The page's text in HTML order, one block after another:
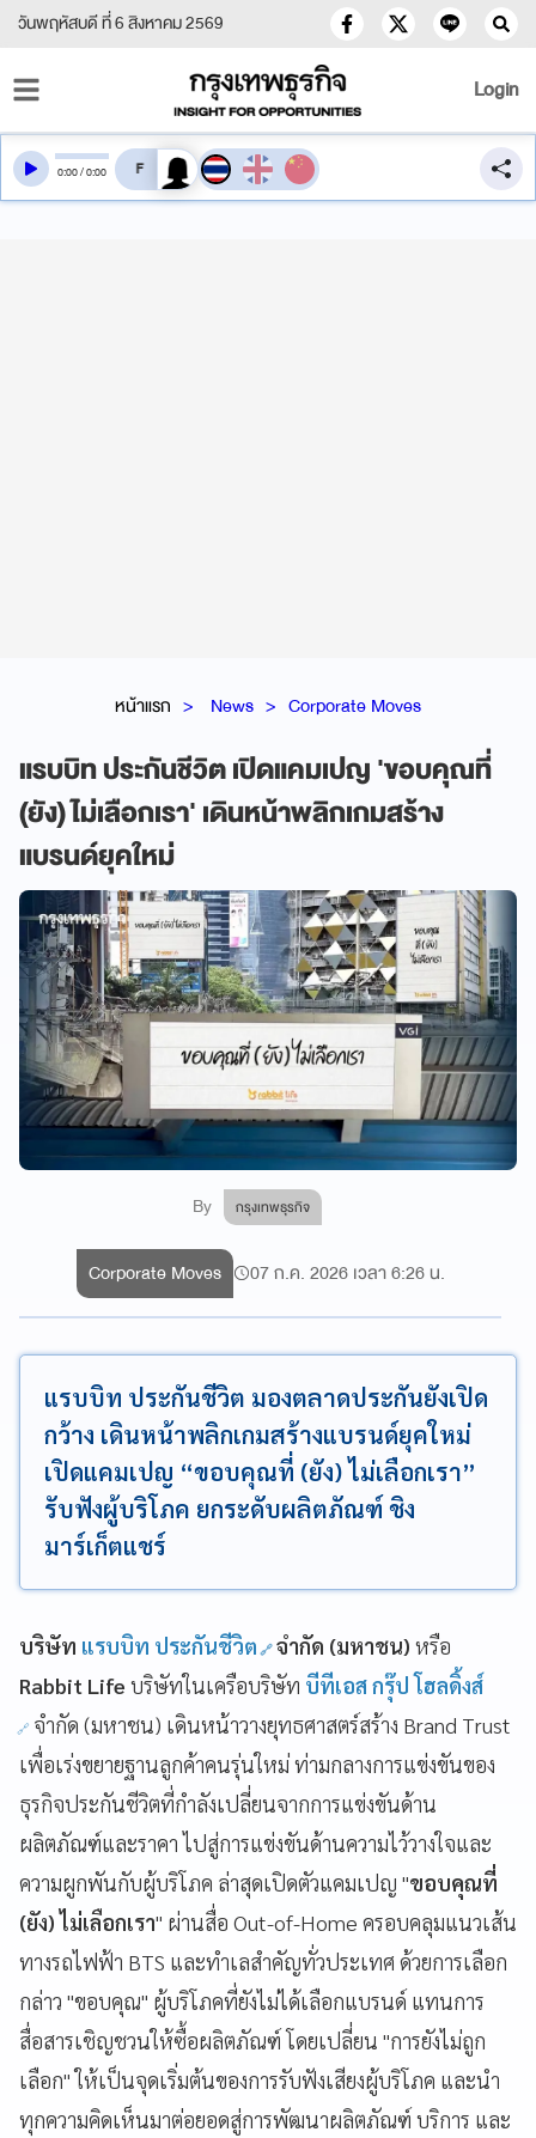
วันพฤหัสบดี ที่ 6 สิงหาคม 2569
Login
หน้าแรก News Corporate Moves
แรบบิท ประกันชีวิต เปิดแคมเปญ 'ขอบคุณที่
(ยัง) ไม่เลือกเรา' เดินหน้าพลิกเกมสร้าง
แบรนด์ยุคใหม่
By กรุงเทพธุรกิจ
0:00/0:00 สลับเสียงอ่าน
Corporate Moves 07 ก.ค. 2026 เวลา 6:26 น.
แรบบิท ประกันชีวิต มองตลาดประกันยังเปิด
กว้าง เดินหน้าพลิกเกมสร้างแบรนด์ยุคใหม่
เปิดแคมเปญ “ขอบคุณที่ (ยัง) ไม่เลือกเรา”
รับฟังผู้บริโภค ยกระดับผลิตภัณฑ์ ชิง
มาร์เก็ตแชร์
บริษัท แรบบิท ประกันชีวิต จำกัด (มหาชน) หรือ
Rabbit Life บริษัทในเครือบริษัท บีทีเอส กรุ๊ป โฮลดิ้งส์
จำกัด (มหาชน) เดินหน้าวางยุทธศาสตร์สร้าง Brand Trust
เพื่อเร่งขยายฐานลูกค้าคนรุ่นใหม่ ท่ามกลางการแข่งขันของ
ธุรกิจประกันชีวิตที่กำลังเปลี่ยนจากการแข่งขันด้าน
ผลิตภัณฑ์และราคา ไปสู่การแข่งขันด้านความไว้วางใจและ
ความผูกพันกับผู้บริโภค ล่าสุดเปิดตัวแคมเปญ "ขอบคุณที่
(ยัง) ไม่เลือกเรา" ผ่านสื่อ Out-of-Home ครอบคลุมแนวเส้น
ทางรถไฟฟ้า BTS และทำเลสำคัญทั่วประเทศ ด้วยการเลือก
กล่าว "ขอบคุณ" ผู้บริโภคที่ยังไม่ได้เลือกแบรนด์ แทนการ
สื่อสารเชิญชวนให้ซื้อผลิตภัณฑ์ โดยเปลี่ยน "การยังไม่ถูก
เลือก" ให้เป็นจุดเริ่มต้นของการรับฟังเสียงผู้บริโภค และนำ
ทุกความคิดเห็นมาต่อยอดสู่การพัฒนาผลิตภัณฑ์ บริการ และ